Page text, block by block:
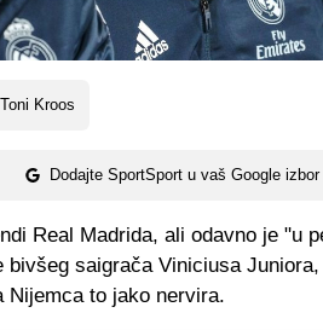
Toni Kroos
Dodajte SportSport u vaš Google izbor
Real Madrida, ali odavno je "u
bivšeg saigrača Viniciusa
Nijemca to jako nervira.